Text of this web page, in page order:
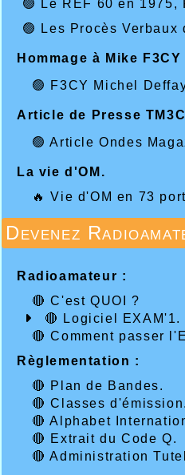
🟢 Le REF 60 en 1975,
🟢 Les Procès Verbaux
Hommage à Mike F3CY
🟢 F3CY Michel
Article de Presse
🟢 Article Ondes
La vie d'OM.
🔥 Vie d'OM en 73
Devenez
Radioamateur :
🔴 C'est QUOI ?
🔴 Logiciel EXAM'1.
🔴 Comment passer
Règlementation :
🔴 Plan de Bandes.
🔴 Classes d'émission.
🔴 Alphabet
🔴 Extrait du Code Q.
🔴 Administration